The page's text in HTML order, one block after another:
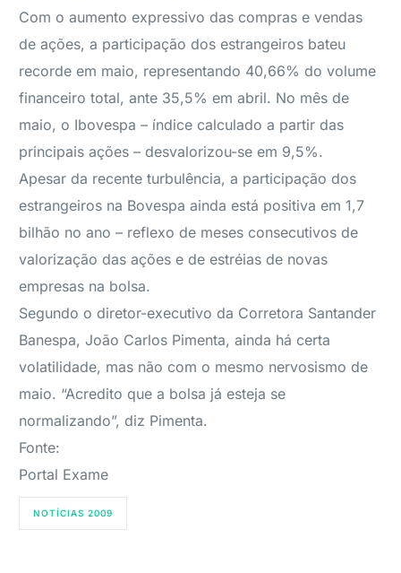
Com o aumento expressivo das compras e vendas
de ações, a participação dos estrangeiros bateu
recorde em maio, representando 40,66% do volume
financeiro total, ante 35,5% em abril. No mês de
maio, o Ibovespa – índice calculado a partir das
principais ações – desvalorizou-se em 9,5%.
Apesar da recente turbulência, a participação dos
estrangeiros na Bovespa ainda está positiva em 1,7
bilhão no ano – reflexo de meses consecutivos de
valorização das ações e de estréias de novas
empresas na bolsa.
Segundo o diretor-executivo da Corretora Santander
Banespa, João Carlos Pimenta, ainda há certa
volatilidade, mas não com o mesmo nervosismo de
maio. “Acredito que a bolsa já esteja se
normalizando”, diz Pimenta.
Fonte:
Portal Exame
NOTÍCIAS 2009